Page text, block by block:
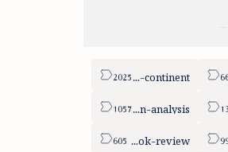
sub-continent
column-analysis
book-review